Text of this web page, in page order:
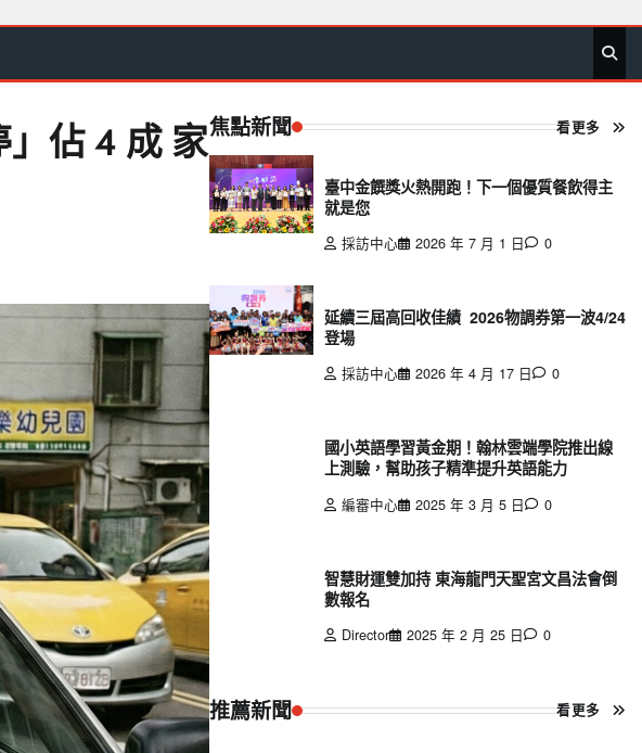
首 要 娛 生 社 文 公 運 旅 政 地
方
專
欄
佔 4 成 家焦點新聞 看更多
臺中金饌獎火熱開跑！下一個優質餐飲得主
就是您
採訪中心 2026 年 7 月 1 日 0
延續三屆高回收佳績 2026物調券第一波4/24
登場
採訪中心 2026 年 4 月 17 日 0
國小英語學習黃金期！翰林雲端學院推出線
上測驗，幫助孩子精準提升英語能力
編審中心 2025 年 3 月 5 日 0
智慧財運雙加持 東海龍門天聖宮文昌法會倒
數報名
Director 2025 年 2 月 25 日 0
推薦新聞 看更多